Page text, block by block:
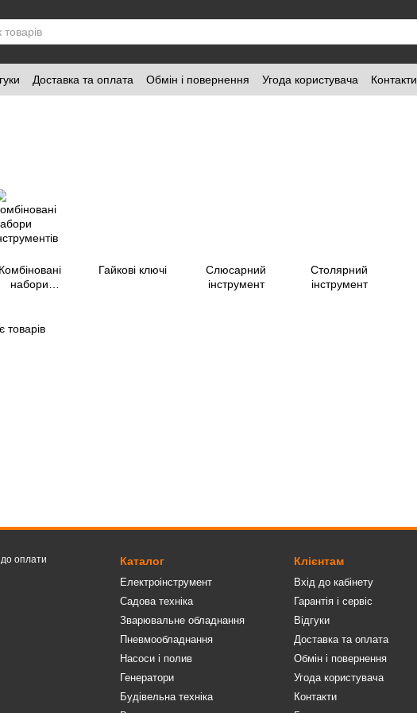
Доставка та оплата Обмін і повернення Угода користувача Контакти
Комбіновані
набори
Гайкові ключі
Слюсарний
інструмент
Столярний
інструмент
товарів
оплати Каталог
Електроінструмент
Садова техніка
Зварювальне обладнання
Пневмообладнання
Насоси і полив
Генератори
Будівельна техніка
Клієнтам
Вхід до кабінету
Гарантія і сервіс
Відгуки
Доставка та оплата
Обмін і повернення
Угода користувача
Контакти